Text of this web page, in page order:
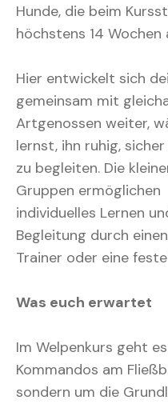
Hunde, die beim
höchstens 14 Wochen
Hier entwickelt sich
gemeinsam mit
Artgenossen weiter,
lernst, ihn ruhig,
zu begleiten. Die
Gruppen ermöglichen
individuelles Lernen
Begleitung durch
Trainer oder eine
Was euch erwartet
Im Welpenkurs geht
Kommandos am
sondern um die